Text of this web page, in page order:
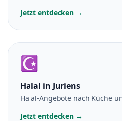
Jetzt entdecken →
☪️
Halal in Juriens
Halal-Angebote nach Küche
Jetzt entdecken →